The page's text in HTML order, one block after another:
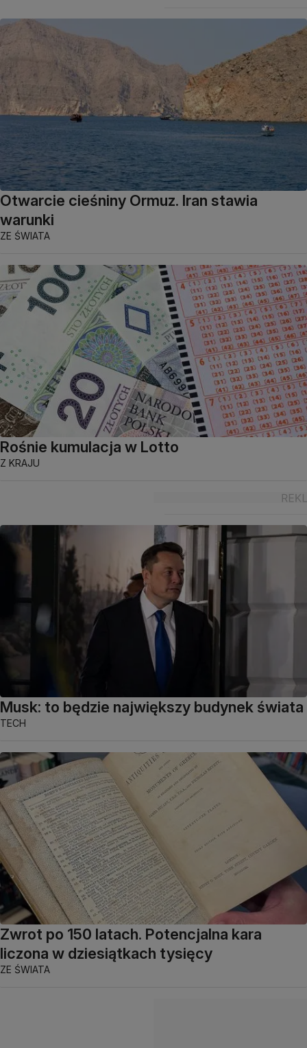
Otwarcie cieśniny Ormuz. Iran stawia
warunki
ZE ŚWIATA
Rośnie kumulacja w Lotto
Z KRAJU
Musk: to będzie największy budynek świata
TECH
Zwrot po 150 latach. Potencjalna kara
liczona w dziesiątkach tysięcy
ZE ŚWIATA